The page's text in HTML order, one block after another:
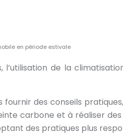
en période estivale
de la
des conseils
carbone et à réaliser
des pratiques plus